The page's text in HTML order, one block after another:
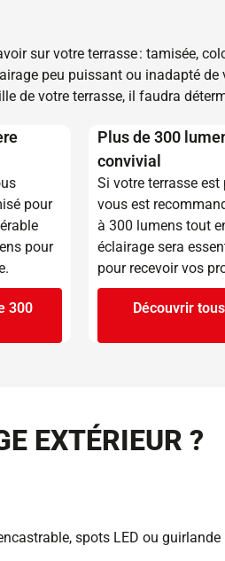
sur votre terrasse : tamisée,
peu puissant ou inadapté
de votre terrasse, il faudra
pour
pour
300
Plus de 300
convivial
Si votre terrasse
vous est
à 300 lumens tout
éclairage sera
pour recevoir vos
Découvrir
EXTÉRIEUR ?
spots LED ou